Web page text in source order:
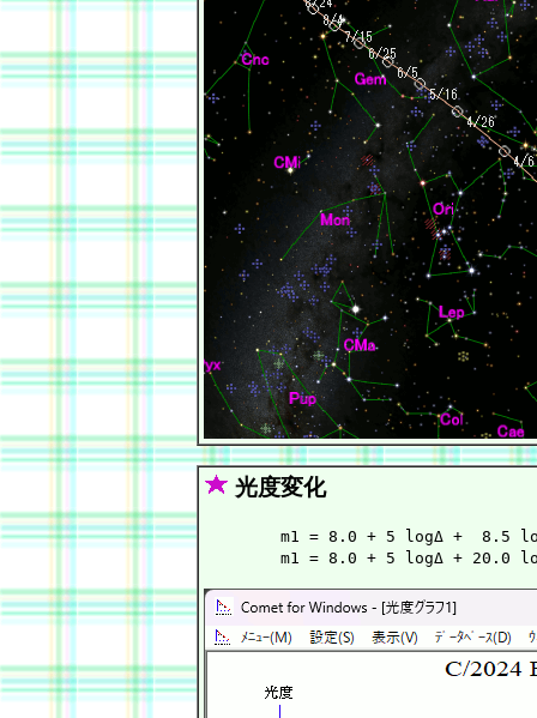
光度変化
m1 = 8.0 + 5 logΔ +  8.5